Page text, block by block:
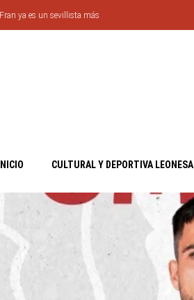
El traspaso de Barzic deja dinero en la casa blanca
INICIO CULTURAL Y DEPORTIVA LEONESA